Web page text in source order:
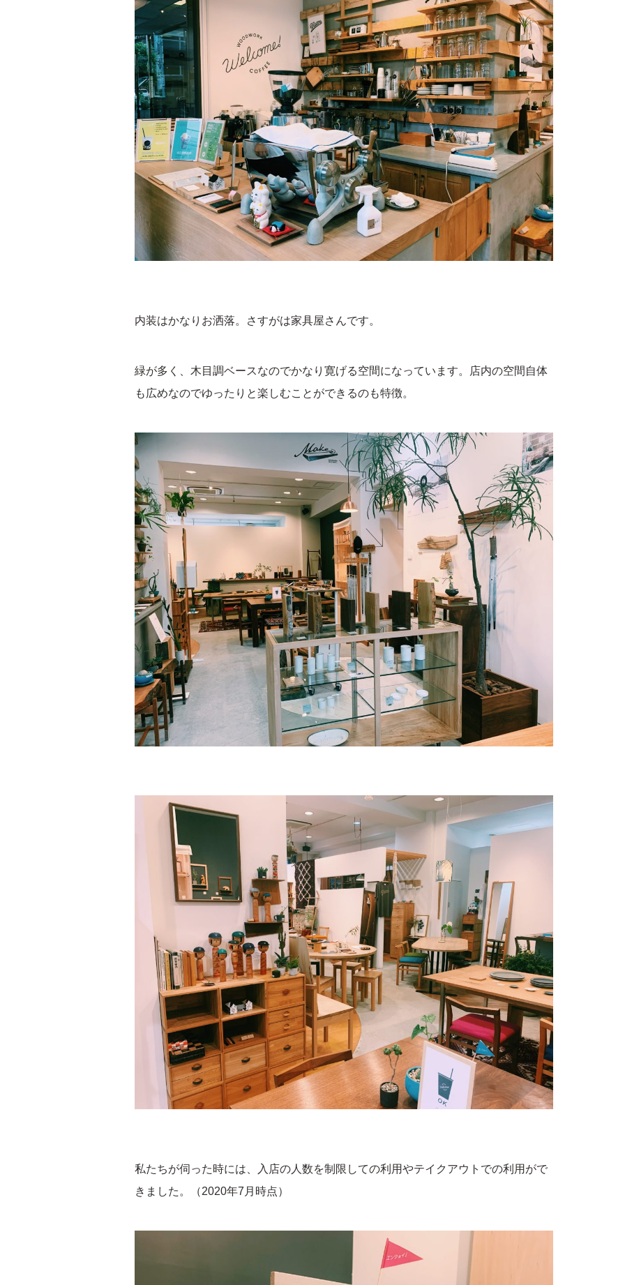
内装はかなりお洒落。さすがは家具屋さんです。
緑が多く、木目調ベースなのでかなり寛げる空間になっています。店内の空間自体
も広めなのでゆったりと楽しむことができるのも特徴。
私たちが伺った時には、入店の人数を制限しての利用やテイクアウトでの利用がで
きました。（2020年7月時点）